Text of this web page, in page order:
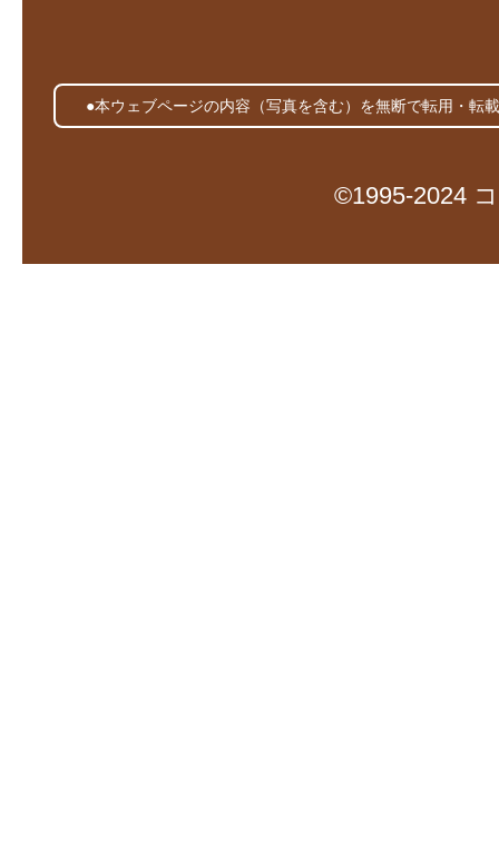
●本ウェブページの内容（写真を含む）を無断で転用・転
©1995-2024